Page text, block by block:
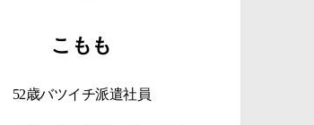
こもも
52歳バツイチ派遣社員